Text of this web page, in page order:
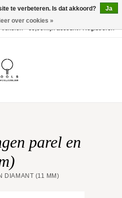
- €0,00Mijn account / Registreren
parel en
DIAMANT (11 MM)
te verbeteren. Is dat akkoord?
Ja
over cookies »